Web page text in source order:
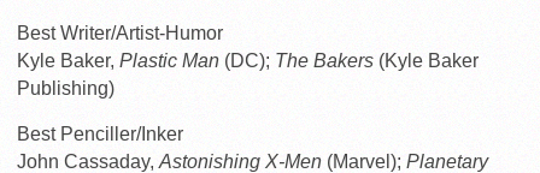
Best Writer/Artist-Humor
Kyle Baker, Plastic Man (DC); The Bakers (Kyle Baker
Publishing)
Best Penciller/Inker
John Cassaday, Astonishing X-Men (Marvel); Planetary